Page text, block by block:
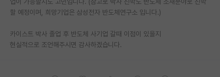
석박사 채용 정보 게시판
학부 인턴 게시판
할 예정이며, 희망기업은 삼성전자 반도체연구소 입니다.)
카이스트 박사 졸업 후 반도체 사기업 갈때 이점이 있을지
현실적으로 조언해주시면 감사하겠습니다.